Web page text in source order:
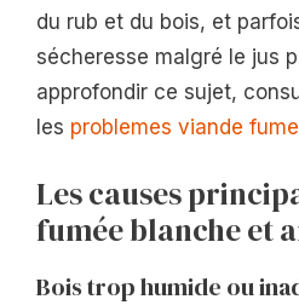
du rub et du bois, et
sécheresse malgré le jus
approfondir ce sujet,
les problemes viande
Les causes
fumée blanche et
Bois trop humide ou